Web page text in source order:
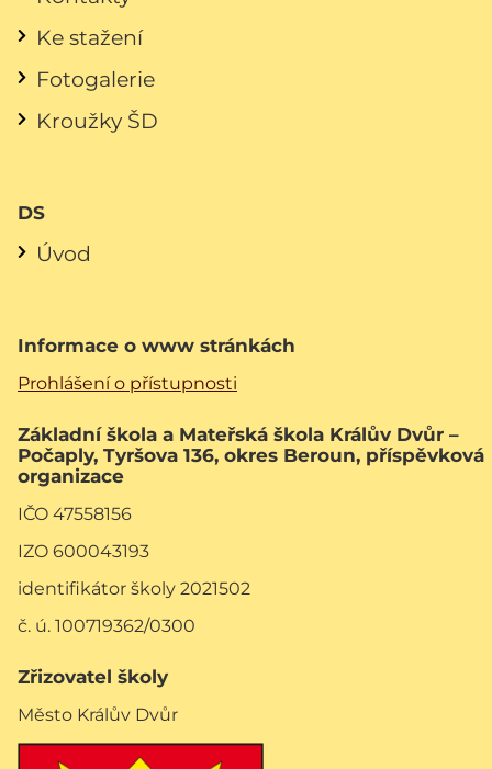
Ke stažení
Fotogalerie
Kroužky ŠD
DS
Úvod
Informace o www stránkách
Prohlášení o přístupnosti
Základní škola a Mateřská škola Králův Dvůr –
Počaply, Tyršova 136, okres Beroun, příspěvková
organizace
IČO 47558156
IZO 600043193
identifikátor školy 2021502
č. ú. 100719362/0300
Zřizovatel školy
Město Králův Dvůr